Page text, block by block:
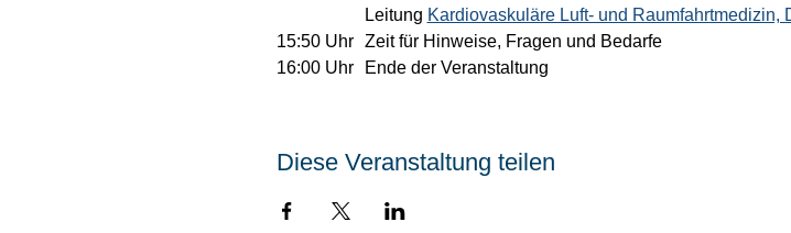
		Leitung
Kardiovaskuläre Luft- und Raumfahrtmedizin,
15:50 Uhr	Zeit für Hinweise, Fragen und Bedarfe
16:00 Uhr	Ende der Veranstaltung
Diese Veranstaltung teilen